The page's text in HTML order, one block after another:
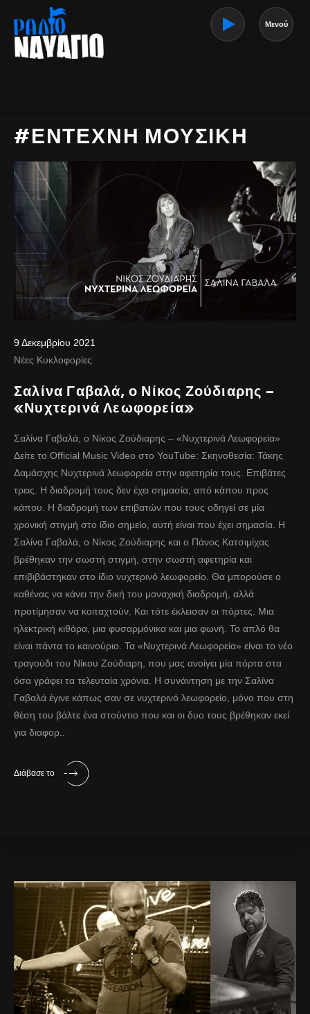
Μενού
#ΕΝΤΕΧΝΗ ΜΟΥΣΙΚΗ
9 Δεκεμβρίου 2021
Νέες Κυκλοφορίες
Σαλίνα Γαβαλά, ο Νίκος Ζούδιαρης –
«Νυχτερινά Λεωφορεία»
Σαλίνα Γαβαλά, ο Νίκος Ζούδιαρης – «Νυχτερινά Λεωφορεία»
Δείτε το Official Music Video στο YouTube: Σκηνοθεσία: Τάκης
Δαμάσχης Νυχτερινά λεωφορεία στην αφετηρία τους. Επιβάτες
τρεις. Η διαδρομή τους δεν έχει σημασία, από κάπου προς
κάπου. Η διαδρομή των επιβατών που τους οδηγεί σε μία
χρονική στιγμή στο ίδιο σημείο, αυτή είναι που έχει σημασία. Η
Σαλίνα Γαβαλά, ο Νίκος Ζούδιαρης και ο Πάνος Κατσιμίχας
βρέθηκαν την σωστή στιγμή, στην σωστή αφετηρία και
επιβιβάστηκαν στο ίδιο νυχτερινό λεωφορείο. Θα μπορούσε ο
καθένας να κάνει την δική του μοναχική διαδρομή, αλλά
προτίμησαν να κοιταχτούν. Και τότε έκλεισαν οι πόρτες. Μια
ηλεκτρική κιθάρα, μια φυσαρμόνικα και μια φωνή. Το απλό θα
είναι πάντα το καινούριο. Τα «Νυχτερινά Λεωφορεία» είναι το νέο
τραγούδι του Νίκου Ζούδιαρη, που μας ανοίγει μία πόρτα στα
όσα γράφει τα τελευταία χρόνια. Η συνάντηση με την Σαλίνα
Γαβαλά έγινε κάπως σαν σε νυχτερινό λεωφορείο, μόνο που στη
θέση του βάλτε ένα στούντιο που και οι δυο τους βρέθηκαν εκεί
για διαφορ..
Διάβασε το